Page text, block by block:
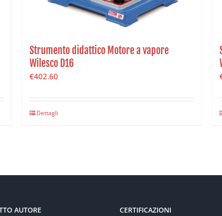
Strumento didattico Motore a vapore
Wilesco D16
€402.60
Dettagli
AUTORE CERTIFICAZIONI